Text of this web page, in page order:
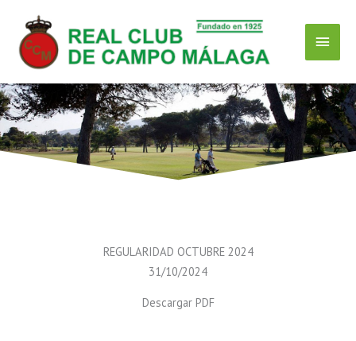
contenido
Menú
REGULARIDAD OCTUBRE 2024
31/10/2024
Descargar PDF